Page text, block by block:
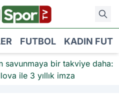
FUTBOL KADIN
bir takviye daha:
ile 3 yıllık imza